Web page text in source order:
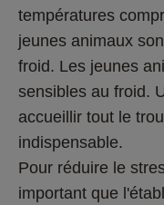
températures
jeunes animaux
froid. Les jeunes
sensibles au froid.
accueillir tout le
indispensable.
Pour réduire le
important que